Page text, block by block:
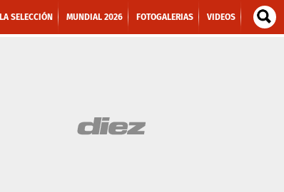
LA SELECCIÓN MUNDIAL 2026 FOTOGALERIAS VIDEOS